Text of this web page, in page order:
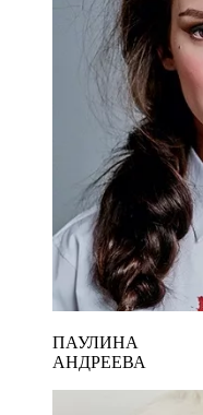
ПАУЛИНА
АНДРЕЕВА